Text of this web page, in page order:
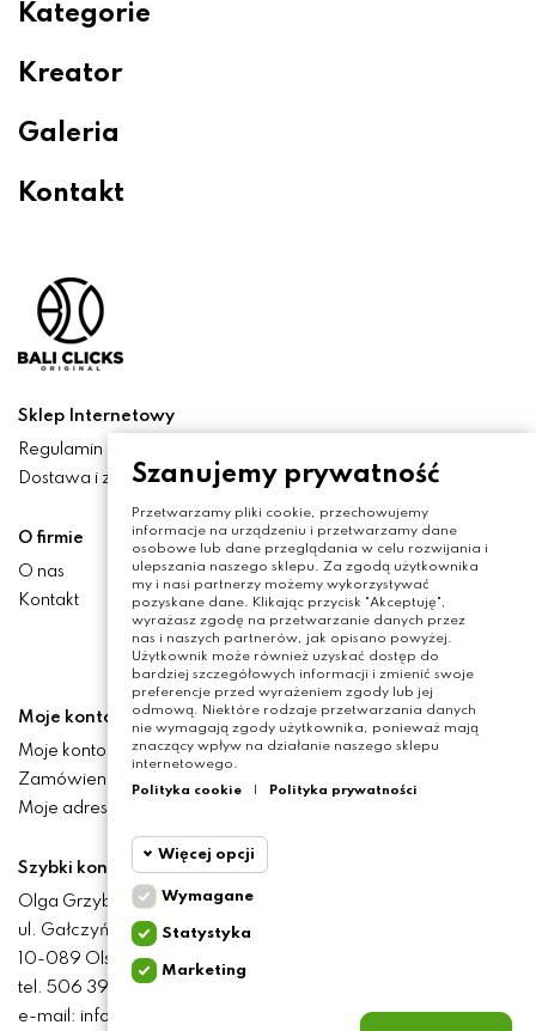
Kategorie
Kreator
Galeria
Kontakt
Sklep Internetowy
Regulamin
Dostawa i zwroty
O firmie
O nas
Kontakt
Moje konto
Moje konto
Zamówienia
Moje adresy
Szybki kontakt
Olga Grzyb STILO
ul. Gałczyńskiego 24
10-089 Olsztyn
tel. 506 393 457
e-mail: info@baliclicksoriginal.pl
Szanujemy prywatność
Przetwarzamy pliki cookie, przechowujemy
informacje na urządzeniu i przetwarzamy dane
osobowe lub dane przeglądania w celu rozwijania i
ulepszania naszego sklepu. Za zgodą użytkownika
my i nasi partnerzy możemy wykorzystywać
pozyskane dane. Klikając przycisk "Akceptuję",
wyrażasz zgodę na przetwarzanie danych przez
nas i naszych partnerów, jak opisano powyżej.
Użytkownik może również uzyskać dostęp do
bardziej szczegółowych informacji i zmienić swoje
preferencje przed wyrażeniem zgody lub jej
odmową. Niektóre rodzaje przetwarzania danych
nie wymagają zgody użytkownika, ponieważ mają
znaczący wpływ na działanie naszego sklepu
internetowego.
Polityka cookie
Polityka prywatności
Więcej opcji
Wymagane
cookie wymagane do
Cookie
Wymagane
Statystyka
Marketing